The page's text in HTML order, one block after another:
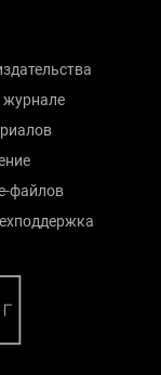
журнале
файлов